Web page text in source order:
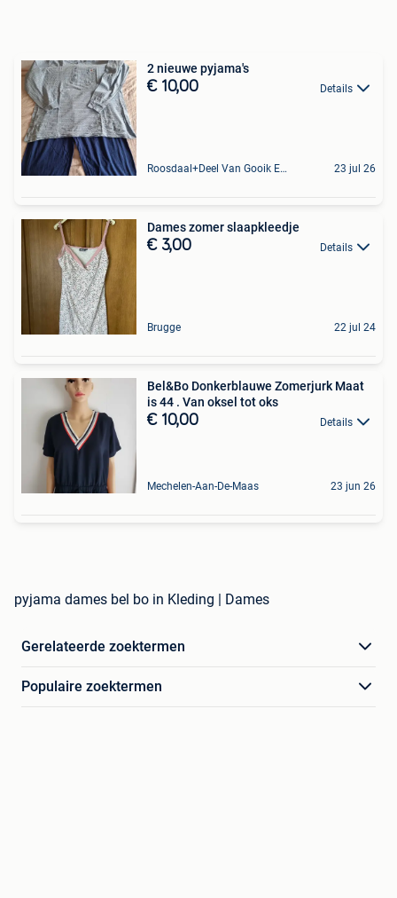
2 nieuwe pyjama's
€ 10,00 Details
Roosdaal+Deel Van Gooik En Sint-Kwintens-Lennik 23 jul 26
Dames zomer slaapkleedje
€ 3,00 Details
Brugge 22 jul 24
Bel&Bo Donkerblauwe Zomerjurk Maat
is 44 . Van oksel tot oks
€ 10,00 Details
Mechelen-Aan-De-Maas 23 jun 26
pyjama dames bel bo in Kleding | Dames
Gerelateerde zoektermen
Populaire zoektermen